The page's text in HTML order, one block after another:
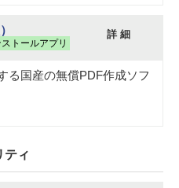
トールアプリ
詳 細
る国産の無償PDF作成ソフ
ティ